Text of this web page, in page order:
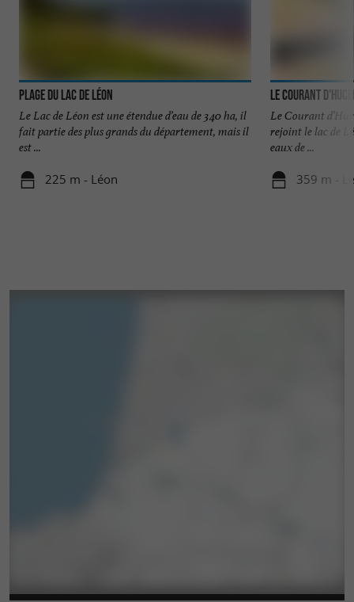
Plage du Lac de Léon
Le Lac de Léon est une étendue d’eau de 340 ha, il
fait partie des plus grands du département, mais il
est ...
225 m - Léon
Le Courant
Le Courant
rejoint le lac de
eaux de ...
359 m -